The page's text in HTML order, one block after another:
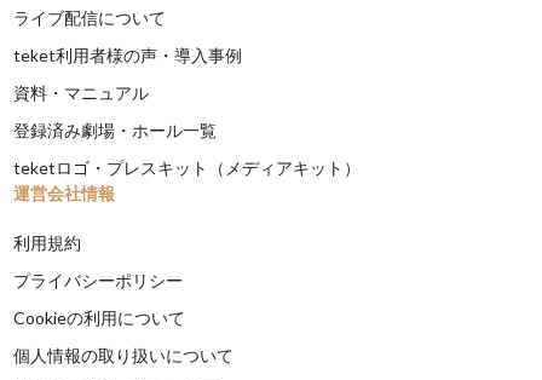
ライブ配信について
teket利用者様の声・導入事例
資料・マニュアル
登録済み劇場・ホール一覧
teketロゴ・プレスキット（メディアキット）
運営会社情報
利用規約
プライバシーポリシー
Cookieの利用について
個人情報の取り扱いについて